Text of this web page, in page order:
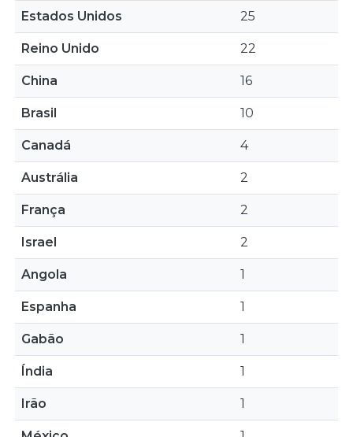
Estados Unidos 25
Reino Unido 22
China 16
Brasil 10
Canadá 4
Austrália 2
França 2
Israel 2
Angola 1
Espanha 1
Gabão 1
Índia 1
Irão 1